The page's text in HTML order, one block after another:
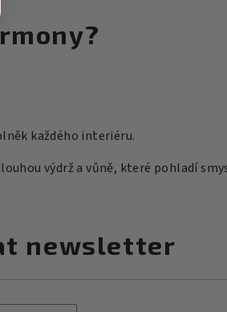
každého interiéru.
výdrž a vůně, které pohladí
newsletter